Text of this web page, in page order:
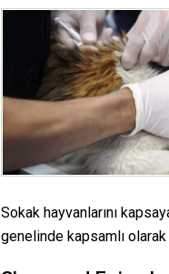
Sokak hayvanlarını
genelinde kapsamlı